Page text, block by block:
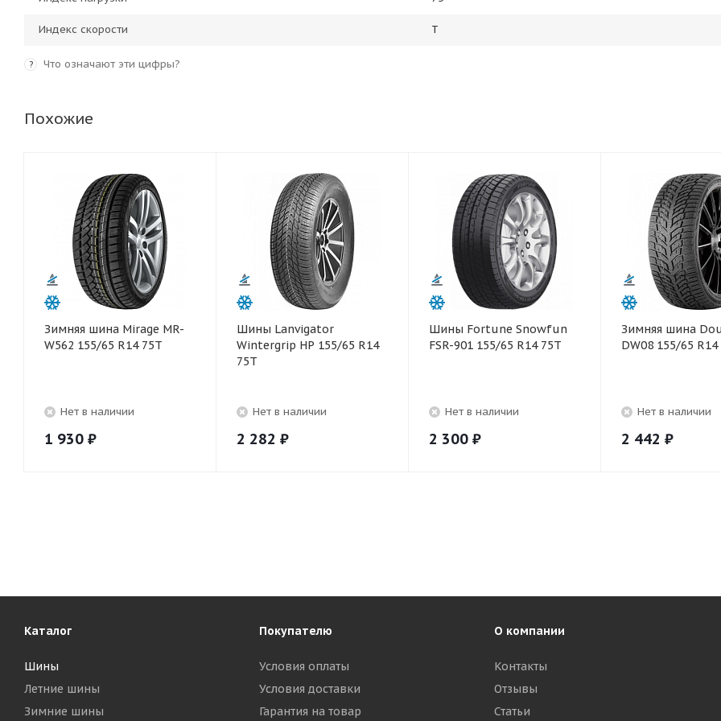
Индекс скорости T
? Что означают эти цифры?
Похожие
Зимняя шина Mirage MR-
W562 155/65 R14 75T
Нет в наличии
1 930 ₽
Шины Lanvigator
Wintergrip HP 155/65 R14
75T
Нет в наличии
2 282 ₽
Шины Fortune Snowfun
FSR-901 155/65 R14 75T
Нет в наличии
2 300 ₽
Зимняя шина
DW08 155/65 R14
Нет в наличии
2 442 ₽
Каталог
Шины
Летние шины
Зимние шины
Покупателю
Условия оплаты
Условия доставки
Гарантия на товар
О компании
Контакты
Отзывы
Статьи